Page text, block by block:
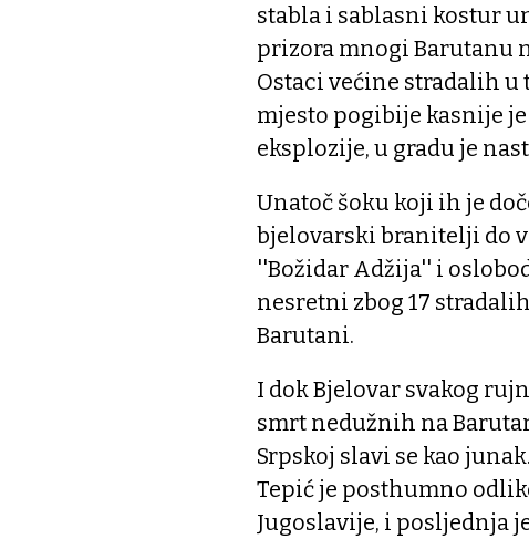
stabla i sablasni kostur
prizora mnogi Barutanu
Ostaci većine stradalih u
mjesto pogibije kasnije
eksplozije, u gradu je
Unatoč šoku koji ih je
bjelovarski branitelji do
''Božidar Adžija'' i
nesretni zbog 17
Barutani.
I dok Bjelovar svakog
smrt nedužnih na
Srpskoj slavi se kao
Tepić je posthumno
Jugoslavije, i posljednja